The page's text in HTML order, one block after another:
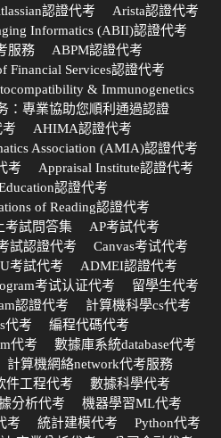
認證代考
Arista認證代考
Informatics (ABII)認證代考
服務
ABPM認證代考
Financial Services認證代考
& Immunogenetics
：專業協助您順利通過認證
AHIMA認證代考
Association (AMIA)認證代考
考
Appraisal Institute認證代考
認證代考
of Reading認證代考
考試問答集
AP考試代考
試認證代考
Canvas考试代考
考試代考
ADMEI認證代考
考试认证代考
留學生代考
認證代考
計算機科學cs代考
代考
編程代碼代考
代考
數據庫系統database代考
計算機網絡network代考服務
件工程代考
數據科學代考
分析代考
機器學習ML代考
考 統計建模代考
Python代考